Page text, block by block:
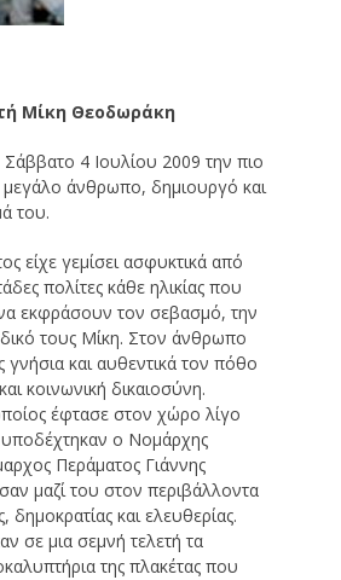
Μίκη Θεοδωράκη
4 Ιουλίου 2009 την πιο
μεγάλο άνθρωπο, δημιουργό και
του.
είχε γεμίσει ασφυκτικά από
πολίτες κάθε ηλικίας που
εκφράσουν τον σεβασμό, την
τους Μίκη. Στον άνθρωπο
και αυθεντικά τον πόθο
κοινωνική δικαιοσύνη.
έφτασε στον χώρο λίγο
υποδέχτηκαν ο Νομάρχης
Περάματος Γιάννης
μαζί του στον περιβάλλοντα
και ελευθερίας.
σε μια σεμνή τελετή τα
της πλακέτας που